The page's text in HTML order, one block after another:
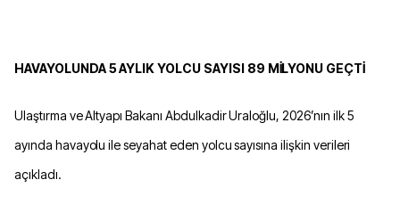
HAVAYOLUNDA 5 AYLIK YOLCU SAYISI 89 MİLYONU GEÇTİ
Ulaştırma ve Altyapı Bakanı Abdulkadir Uraloğlu, 2026’nın ilk 5
ayında havayolu ile seyahat eden yolcu sayısına ilişkin verileri
açıkladı.